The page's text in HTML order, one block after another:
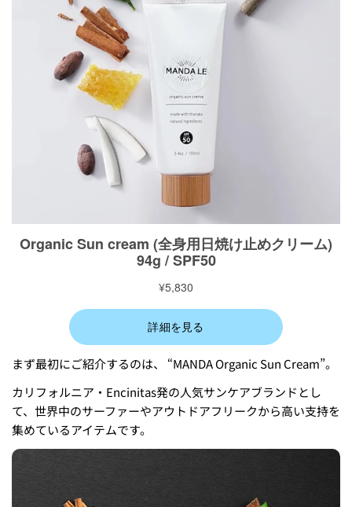
まず最初にご紹介するのは、 “MANDA Organic Sun Cream”。
カリフォルニア・Encinitas発の人気サンケアブランドとし
て、世界中のサーファーやアウトドアフリークから高い支持を
集めているアイテムです。